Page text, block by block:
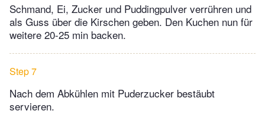
Schmand, Ei, Zucker und Puddingpulver verrühren und
als Guss über die Kirschen geben. Den Kuchen nun für
weitere 20-25 min backen.
Step 7
Nach dem Abkühlen mit Puderzucker bestäubt
servieren.